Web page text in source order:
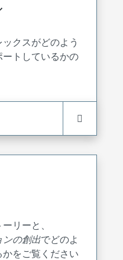
クスがどのよう
トしているかの
リーと、
ンの創出でどのよ
をご覧ください